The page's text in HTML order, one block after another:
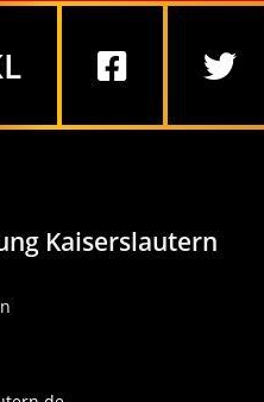
Kaiserslautern